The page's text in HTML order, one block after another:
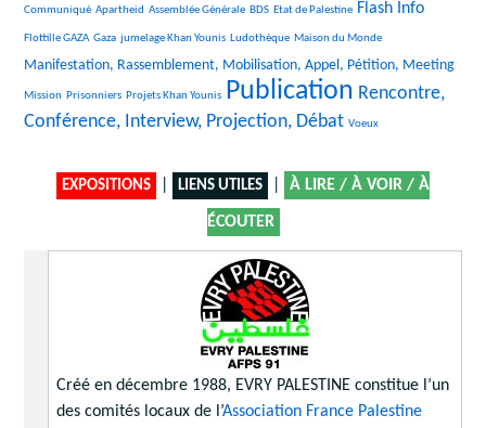
Communiqué
21/2119 Apartheid
24/2119 Assemblée Générale
104/2119 BDS
20/2119 Etat de Palestine
972/2119 Flash Info
30/2119
Flottille GAZA
317/2119 Gaza
231/2119 jumelage Khan Younis
327/2119 Ludothèque
11/2119 Maison du Monde
924/2119
Manifestation, Rassemblement, Mobilisation, Appel, Pétition, Meeting
17/2119
Mission
20/2119Prisonniers
119/2119 Projets Khan Younis
2119/2119 Publication
1326/2119
Rencontre,
Conférence, Interview, Projection, Débat
10/2119 Voeux
EXPOSITIONS LIENS UTILES À LIRE / À VOIR / À
ÉCOUTER
Créé en décembre 1988, EVRY PALESTINE constitue l’un
des comités locaux de l’Association France Palestine